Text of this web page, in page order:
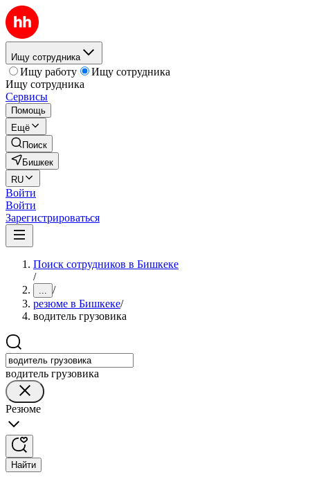
Ищу сотрудника
Ищу работу
Ищу сотрудника
Ищу сотрудника
Сервисы
Помощь
Ещё
Поиск
Бишкек
RU
Войти
Войти
Зарегистрироваться
Поиск сотрудников в Бишкеке
/
... /
резюме в Бишкеке/
водитель грузовика
водитель грузовика
Резюме
Найти